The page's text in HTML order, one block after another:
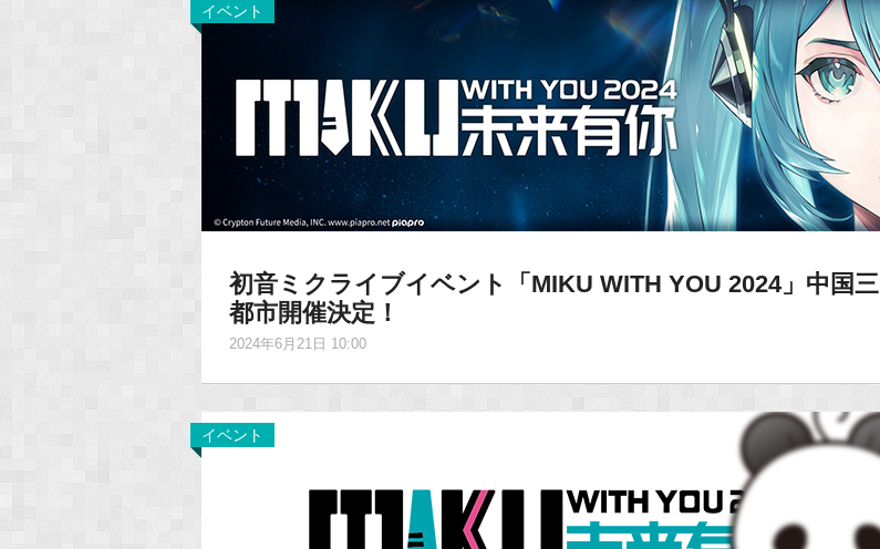
イベント
初音ミクライブイベント「MIKU WITH YOU 2024」中国三
都市開催決定！
2024年6月21日 10:00
イベント